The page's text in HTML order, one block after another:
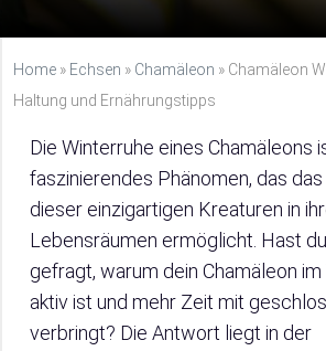
Home » Echsen » Chamäleon » Chamäleon
Haltung und Ernährungstipps
Die Winterruhe eines Chamäleons
faszinierendes Phänomen, das
dieser einzigartigen Kreaturen in
Lebensräumen ermöglicht. Hast
gefragt, warum dein Chamäleon
aktiv ist und mehr Zeit mit
verbringt? Die Antwort liegt in der